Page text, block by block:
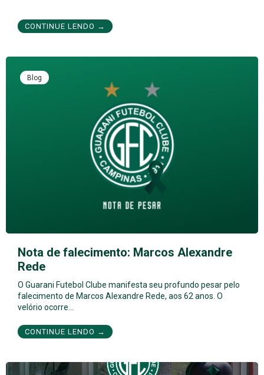
CONTINUE LENDO →
Blog
Nota de falecimento: Marcos Alexandre
Rede
O Guarani Futebol Clube manifesta seu profundo pesar pelo
falecimento de Marcos Alexandre Rede, aos 62 anos. O
velório ocorre…
CONTINUE LENDO →